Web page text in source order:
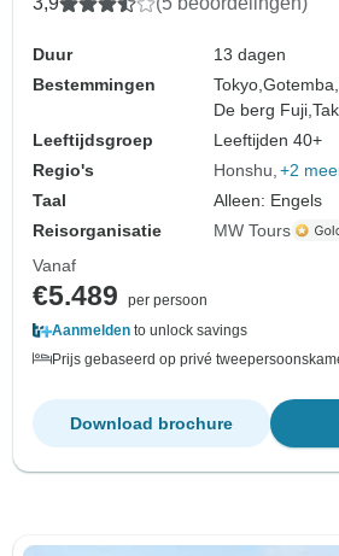
Duur
13 dagen
Bestemmingen
Tokyo,Gotemba,
De berg Fuji,
Leeftijdsgroep
Leeftijden 40+
Regio's
Honshu +2
Taal
Alleen: Engels
Reisorganisatie
MW Tours
Vanaf
€5.489
per persoon
Aanmelden to unlock savings
Prijs gebaseerd op privé
Download brochure